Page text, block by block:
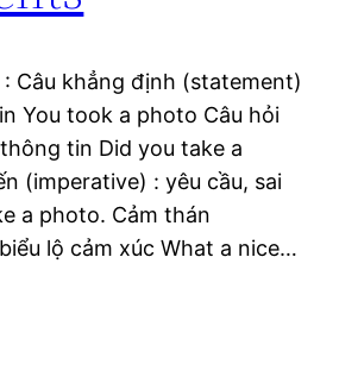
: Câu khẳng định (statement)
You took a photo Câu hỏi
tin Did you take a
(imperative) : yêu cầu, sai
a photo. Cảm thán
lộ cảm xúc What a nice…